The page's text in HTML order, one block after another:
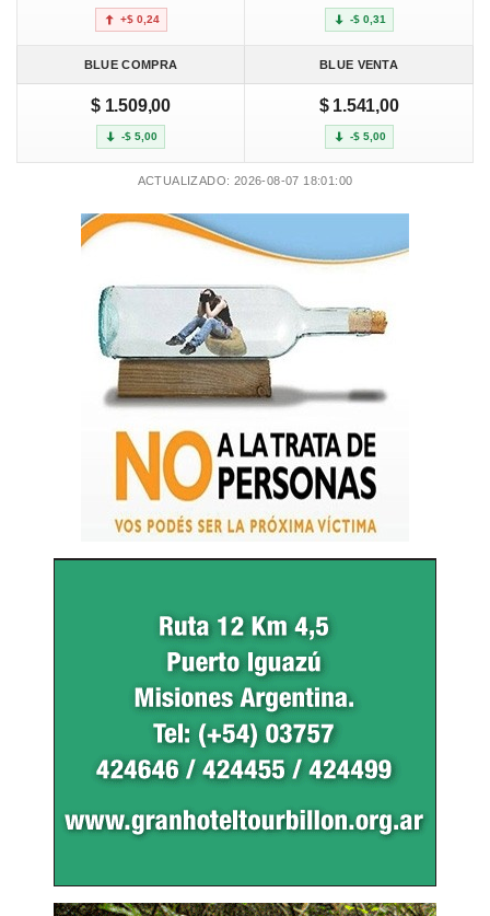
+$ 0,24 -$ 0,31
BLUE COMPRA BLUE VENTA
$ 1.509,00
-$ 5,00
$ 1.541,00
-$ 5,00
ACTUALIZADO: 2026-08-07 18:01:00